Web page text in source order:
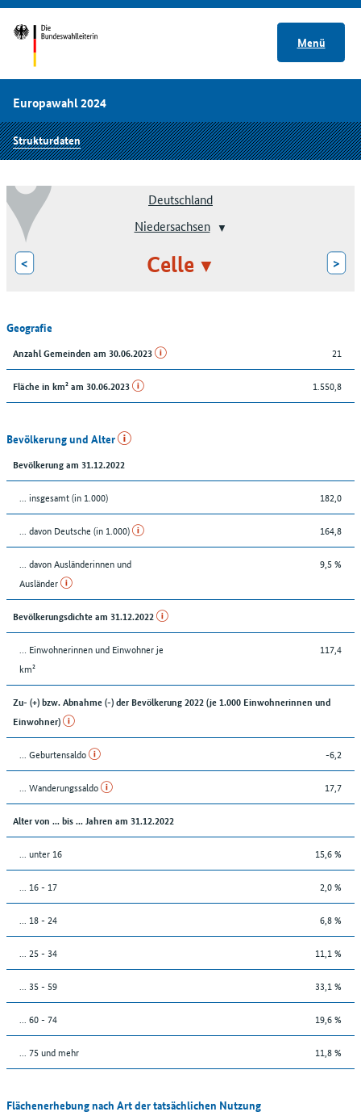
Menü
Europawahl 2024
Strukturdaten
Deutschland
Niedersachsen
< Celle >
Geografie
Anzahl Gemeinden am 30.06.2023 21
Fläche in km² am 30.06.2023 1.550,8
Bevölkerung und Alter
Bevölkerung am 31.12.2022
... insgesamt (in 1.000) 182,0
... davon Deutsche (in 1.000) 164,8
... davon Ausländerinnen und
Ausländer
9,5 %
Bevölkerungsdichte am 31.12.2022
… Einwohnerinnen und Einwohner je
km²
117,4
Zu- (+) bzw. Abnahme (-) der Bevölkerung 2022 (je 1.000 Einwohnerinnen und
Einwohner)
... Geburtensaldo -6,2
... Wanderungssaldo 17,7
Alter von ... bis ... Jahren am 31.12.2022
... unter 16 15,6 %
... 16 - 17 2,0 %
... 18 - 24 6,8 %
... 25 - 34 11,1 %
... 35 - 59 33,1 %
... 60 - 74 19,6 %
... 75 und mehr 11,8 %
Flächenerhebung nach Art der tatsächlichen Nutzung